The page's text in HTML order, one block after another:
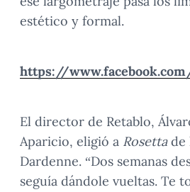
estético y formal.
https://
El director de Retablo,
Aparicio, eligió a Rosettade
Dardenne. “Dos semanas
seguía dándole vueltas. Te